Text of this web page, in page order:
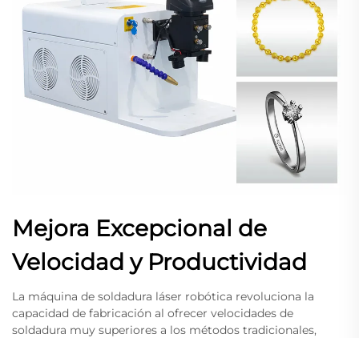
Mejora Excepcional de
Velocidad y Productividad
La máquina de soldadura láser robótica revoluciona la
capacidad de fabricación al ofrecer velocidades de
soldadura muy superiores a los métodos tradicionales,